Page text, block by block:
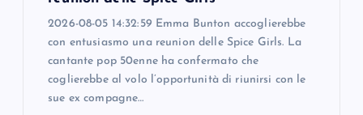
2026-08-05 14:32:59 Emma Bunton accoglierebbe
con entusiasmo una reunion delle Spice Girls. La
cantante pop 50enne ha confermato che
coglierebbe al volo l’opportunità di riunirsi con le
sue ex compagne…